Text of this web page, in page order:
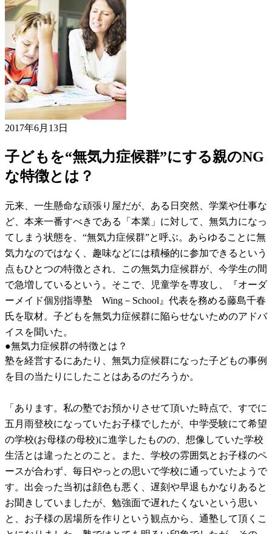
2017年6月13日
子どもを“無気力症候群”にする親のNG
な特徴とは？
元来、一生懸命な頑張り屋だが、ある日突然、学業や仕事な
ど、本来一番すべきである「本業」に対して、無気力になっ
てしまう状態を、“無気力症候群”と呼ぶ。あらゆることに無
気力なのではなく、趣味などには積極的に参加できるという
点もひとつの特徴とされ、この無気力症候群が、今学生の間
で急増しているという。そこで、児童学を専攻し、『オーダ
ーメイド個別指導塾 Wing－School』代表を務める藤島千春
氏を取材。子どもを無気力症候群に陥らせないためのアドバ
イスを聞いた。
●無気力症候群の特徴とは？
塾を経営するにあたり、無気力症候群になった子どもの事例
を目の当たりにしたことはあるのだろうか。
「あります。私の塾でお預かりさせて頂いた時点で、すでに
五月雨登校になっていたお子様でしたが、中学受験にて希望
の学校(お母様の母校)に進学したものの、想像していた学校
生活とは違ったとのこと。また、学校の雰囲気とお子様のペ
ースが合わず、毎日やっとの思いで学校に通っていたようで
す。出会った当初は顔色も悪く、遅刻や早退もかなりあると
お聞きしていましたが、勉強面で遅れたくないという思い
と、お子様の居場所を作りという観点から、通塾して頂くこ